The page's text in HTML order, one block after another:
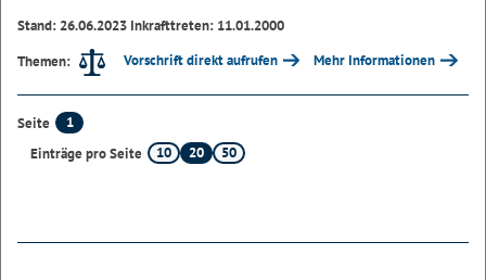
Stand: 26.06.2023 Inkrafttreten: 11.01.2000
Themen:
Vorschrift direkt aufrufen Mehr Informationen
Seite
1
Einträge pro Seite
10 20 50